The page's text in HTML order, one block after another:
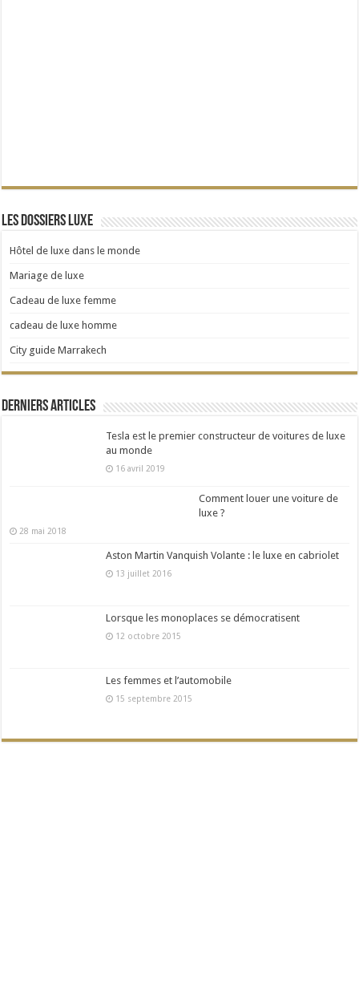
Les dossiers Luxe
Hôtel de luxe dans le monde
Mariage de luxe
Cadeau de luxe femme
cadeau de luxe homme
City guide Marrakech
Derniers articles
Tesla est le premier constructeur de voitures de luxe
au monde
16 avril 2019
Comment louer une voiture de
luxe ?
28 mai 2018
Aston Martin Vanquish Volante : le luxe en cabriolet
13 juillet 2016
Lorsque les monoplaces se démocratisent
12 octobre 2015
Les femmes et l’automobile
15 septembre 2015